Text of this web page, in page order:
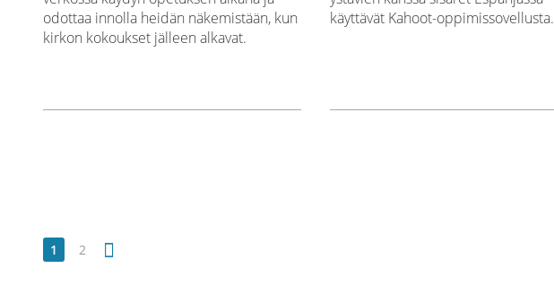
odottaa innolla heidän näkemistään, kun
kirkon kokoukset jälleen alkavat.
käyttävät Kahoot-oppimissovellusta.
1 2